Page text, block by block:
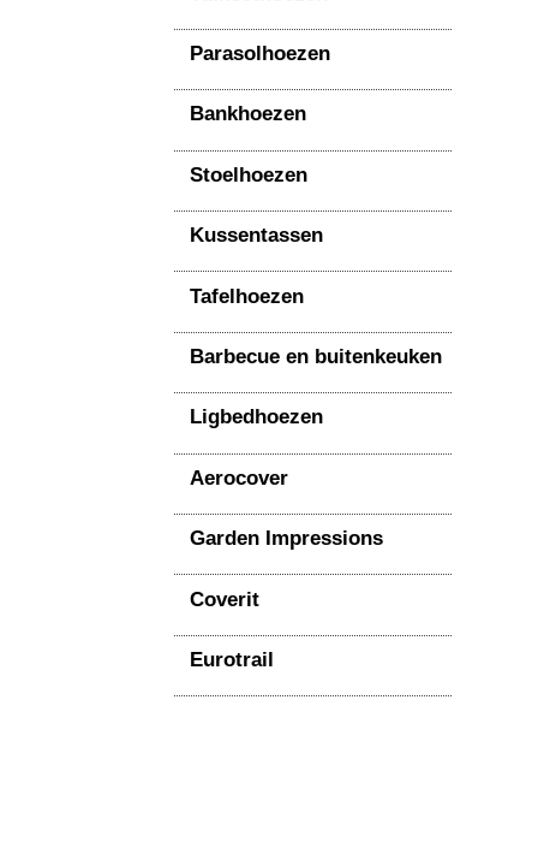
Parasolhoezen
Bankhoezen
Stoelhoezen
Kussentassen
Tafelhoezen
Barbecue en buitenkeuken
Ligbedhoezen
Aerocover
Garden Impressions
Coverit
Eurotrail